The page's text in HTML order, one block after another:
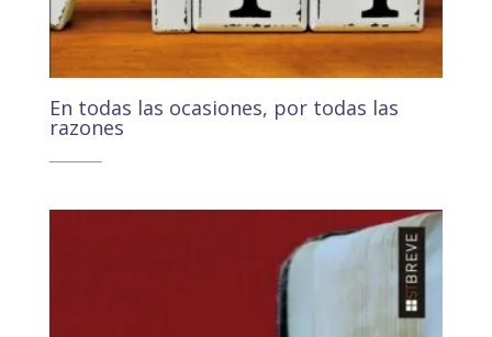
En todas las ocasiones, por todas las
razones
11,00€